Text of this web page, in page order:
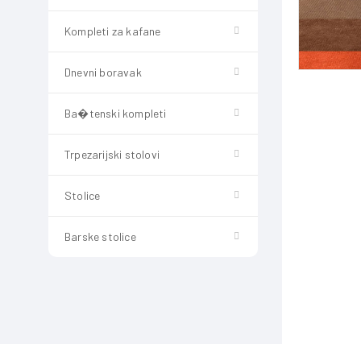
Kompleti za kafane
Dnevni boravak
Ba�tenski kompleti
Trpezarijski stolovi
Stolice
Barske stolice